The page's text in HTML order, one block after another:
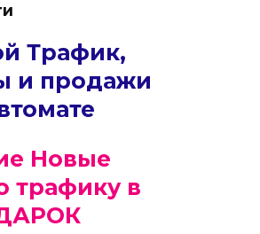
Трафик,
и продажи
Новые
трафику в